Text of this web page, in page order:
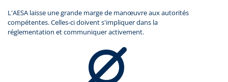
L'AESA laisse une grande marge de manœuvre aux autorités
compétentes. Celles-ci doivent s'impliquer dans la
réglementation et communiquer activement.